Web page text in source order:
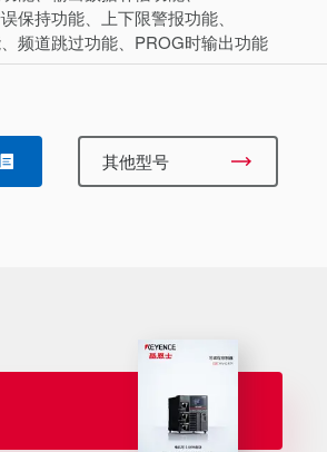
保持功能、上下限警报功能、
频道跳过功能、PROG时输出功能
其他型号